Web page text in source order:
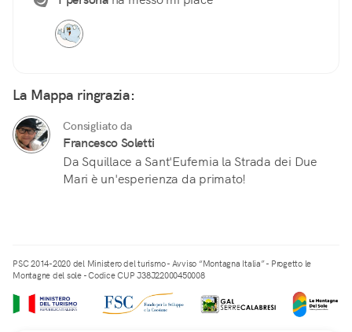
La Mappa ringrazia:
Consigliato da
Francesco Soletti
Da Squillace a Sant'Eufemia la Strada dei Due
Mari è un'esperienza da primato!
PSC 2014-2020 del Ministero del turismo - Avviso “Montagna Italia” - Progetto le
Montagne del sole - Codice CUP J38J22000450008